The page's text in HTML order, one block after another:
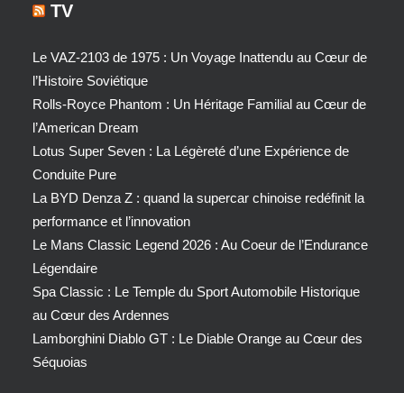
TV
Le VAZ-2103 de 1975 : Un Voyage Inattendu au Cœur de
l’Histoire Soviétique
Rolls-Royce Phantom : Un Héritage Familial au Cœur de
l’American Dream
Lotus Super Seven : La Légèreté d’une Expérience de
Conduite Pure
La BYD Denza Z : quand la supercar chinoise redéfinit la
performance et l’innovation
Le Mans Classic Legend 2026 : Au Coeur de l’Endurance
Légendaire
Spa Classic : Le Temple du Sport Automobile Historique
au Cœur des Ardennes
Lamborghini Diablo GT : Le Diable Orange au Cœur des
Séquoias